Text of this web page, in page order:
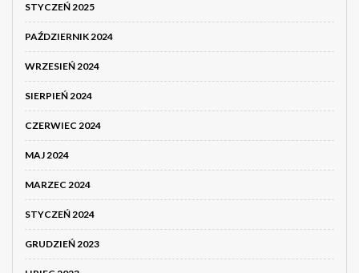
STYCZEŃ 2025
PAŹDZIERNIK 2024
WRZESIEŃ 2024
SIERPIEŃ 2024
CZERWIEC 2024
MAJ 2024
MARZEC 2024
STYCZEŃ 2024
GRUDZIEŃ 2023